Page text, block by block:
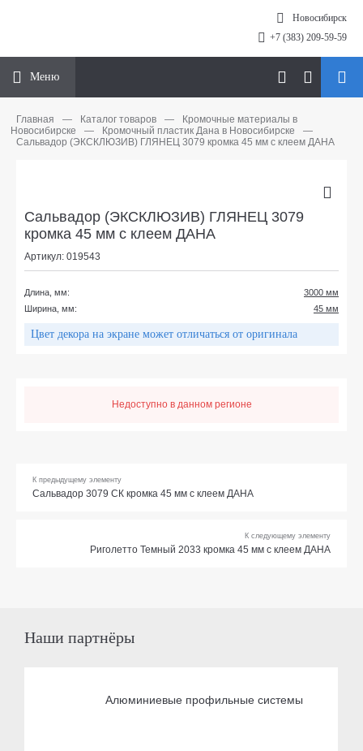
Новосибирск
+7 (383) 209-59-59
Меню
Главная — Каталог товаров —
Кромочные материалы в
Новосибирске
— Кромочный пластик Дана в Новосибирске
—
Сальвадор (ЭКСКЛЮЗИВ) ГЛЯНЕЦ 3079 кромка 45 мм с клеем ДАНА
Сальвадор (ЭКСКЛЮЗИВ) ГЛЯНЕЦ 3079
кромка 45 мм с клеем ДАНА
Артикул: 019543
Длина, мм:
3000 мм
Ширина, мм:
45 мм
Цвет декора на экране может отличаться от оригинала
Недоступно в данном регионе
К предыдущему элементу
Сальвадор 3079 СК кромка 45 мм с клеем ДАНА
К следующему элементу
Риголетто Темный 2033 кромка 45 мм с клеем ДАНА
Наши партнёры
Алюминиевые профильные системы